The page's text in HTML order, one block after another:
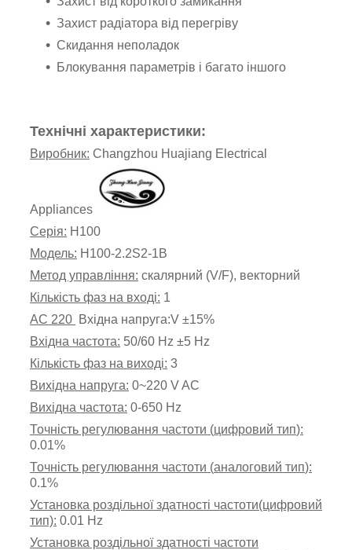
Захист радіатора від перегріву
Скидання неполадок
Блокування параметрів і багато іншого
Технічні характеристики:
Виробник: Changzhou Huajiang Electrical
Appliances
Серія: H100
Модель: H100-2.2S2-1B
Метод управління: скалярний (V/F), векторний
Кількість фаз на вході: 1
AC 220 Вхідна напруга:V ±15%
Вхідна частота: 50/60 H z ±5 H z
Кількість фаз на виході: 3
Вихідна напруга: 0~220 V AC
Вихідна частота: 0-650 Hz
Точність регулювання частоти (цифровий тип):
0.01%
Точність регулювання частоти (аналоговий тип):
0.1%
Установка роздільної здатності частоти(цифровий
тип): 0.01 Hz
Установка роздільної здатності частоти